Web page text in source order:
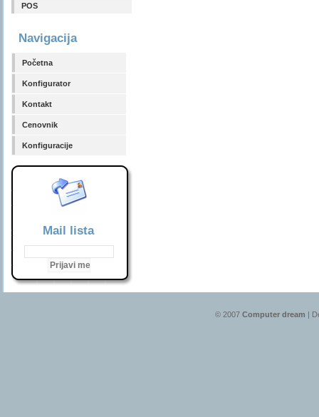
POS
Navigacija
Početna
Konfigurator
Kontakt
Cenovnik
Konfiguracije
Mail lista
© 2007 Computer dream |